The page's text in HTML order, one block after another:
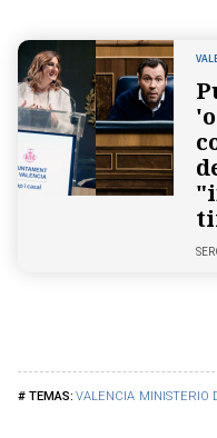
VALENCIA MINISTERIO